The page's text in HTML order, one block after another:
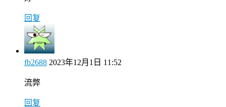
回复
fb2688 2023年12月1日 11:52
流弊
回复